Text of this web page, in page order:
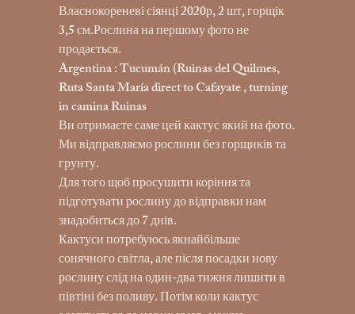
Власнокореневі сіянці 2020р, 2 шт, горщік
3,5 см.Рослина на першому фото не
продається.
Argentina : Tucumán (Ruinas del Quilmes,
Ruta Santa María direct to Cafayate , turning
in camina Ruinas
Ви отримаєте саме цей кактус який на фото.
Ми відправляємо рослини без горщиків та
грунту.
Для того щоб просушити коріння та
підготувати рослину до відправки нам
знадобиться до 7 днів.
Кактуси потребуюсь якнайбільше
сонячного світла, але після посадки нову
рослину слід на один-два тижня лишити в
півтіні без поливу. Потім коли кактус